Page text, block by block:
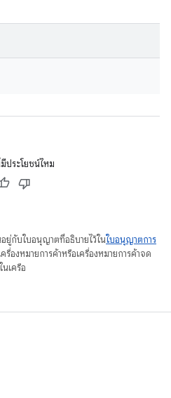
ประโยชน์ไหม
อยู่กับใบอนุญาตที่อธิบายไว้ในใบอนุญาตการ
องหมายการค้าหรือเครื่องหมายการค้าจด
เครือ